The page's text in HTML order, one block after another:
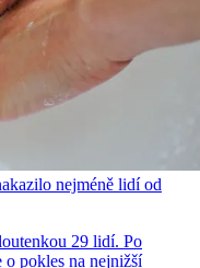
nejméně lidí od
29 lidí. Po
o pokles na nejnižší